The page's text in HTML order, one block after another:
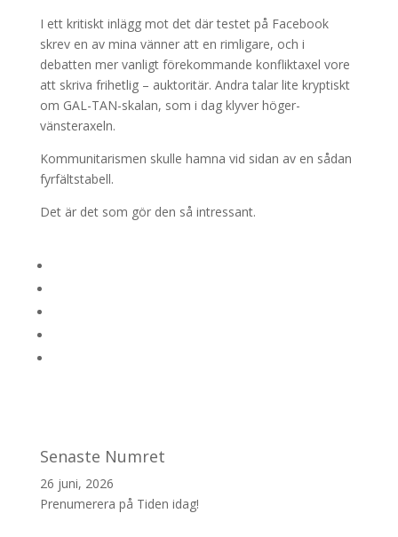
I ett kritiskt inlägg mot det där testet på Facebook
skrev en av mina vänner att en rimligare, och i
debatten mer vanligt förekommande konfliktaxel vore
att skriva frihetlig – auktoritär. Andra talar lite kryptiskt
om GAL-TAN-skalan, som i dag klyver höger-
vänsteraxeln.
Kommunitarismen skulle hamna vid sidan av en sådan
fyrfältstabell.
Det är det som gör den så intressant.
Senaste Numret
26 juni, 2026
Prenumerera på Tiden idag!